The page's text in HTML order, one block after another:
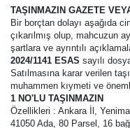
TAŞINMAZIN GAZETE
Bir borçtan dolayı aşağıda
çıkarılmış olup, mahcuzun
şartlara ve ayrıntılı
2024/1141 ESAS sayılı
Satılmasına karar verilen
muhammen kıymeti ve
1 NO'LU TAŞINMAZIN
Özellikleri : Ankara İl,
41050 Ada, 80 Parsel, 16